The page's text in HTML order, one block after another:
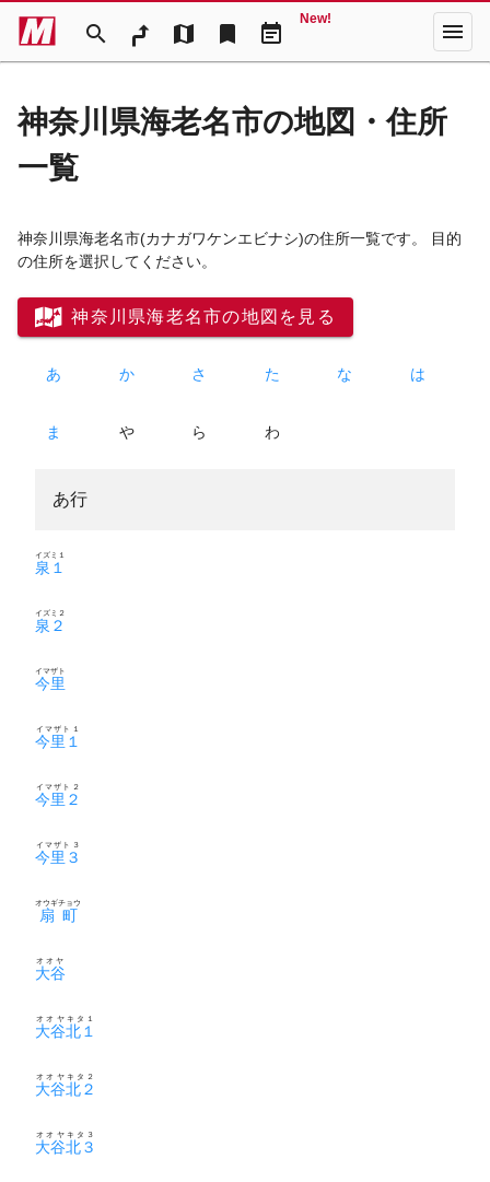
search map bookmark event_note
New! menu
神奈川県海老名市の地図・住所
一覧
神奈川県海老名市(カナガワケンエビナシ)の住所一覧です。 目的
の住所を選択してください。
神奈川県海老名市の地図を見る
あ か さ た な は
ま や ら わ
あ行
泉１
イズミ１
泉２
イズミ２
今里
イマザト
今里１
イマザト１
今里２
イマザト２
今里３
イマザト３
扇町
オウギチョウ
大谷
オオヤ
大谷北１
オオヤキタ１
大谷北２
オオヤキタ２
大谷北３
オオヤキタ３